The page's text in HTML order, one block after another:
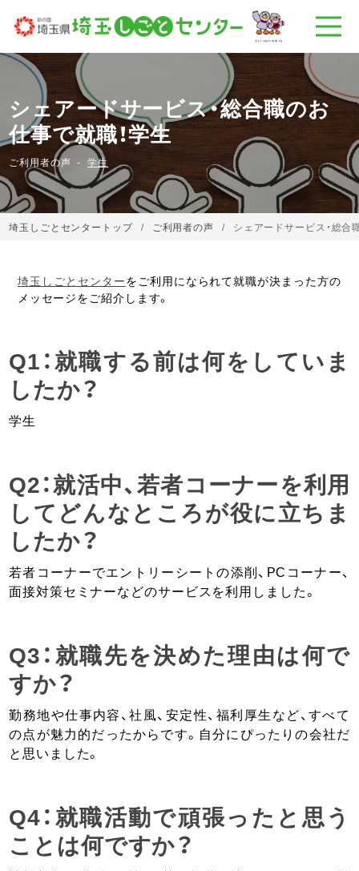
シェアードサービス・総合職のお
仕事で就職！学生
ご利用者の声 学生
埼玉しごとセンタートップ ご利用者の声 シェアードサービス・総合
埼玉しごとセンターをご利用になられて就職が決まった方の
メッセージをご紹介します。
Q1：就職する前は何をしていま
したか？
学生
Q2：就活中、若者コーナーを利用
してどんなところが役に立ちま
したか？
若者コーナーでエントリーシートの添削、PCコーナー、
面接対策セミナーなどのサービスを利用しました。
Q3：就職先を決めた理由は何で
すか？
勤務地や仕事内容、社風、安定性、福利厚生など、すべて
の点が魅力的だったからです。自分にぴったりの会社だ
と思いました。
Q4：就職活動で頑張ったと思う
ことは何ですか？